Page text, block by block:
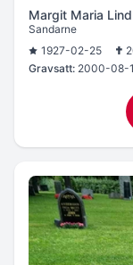
Margit Maria
Sandarne
1927-02-25
Gravsatt: 2000-08-